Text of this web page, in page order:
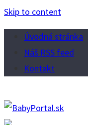
Skip to content
Úvodná stránka
Náš RSS feed
Kontakt